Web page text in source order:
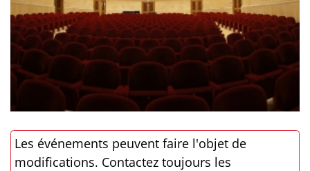
Les événements peuvent faire l'objet de
modifications. Contactez toujours les